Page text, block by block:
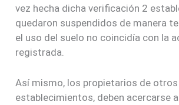
vez hecha dicha verificación 2
quedaron suspendidos de manera
el uso del suelo no coincidía con la
registrada.
Así mismo, los propietarios de
establecimientos, deben acercarse